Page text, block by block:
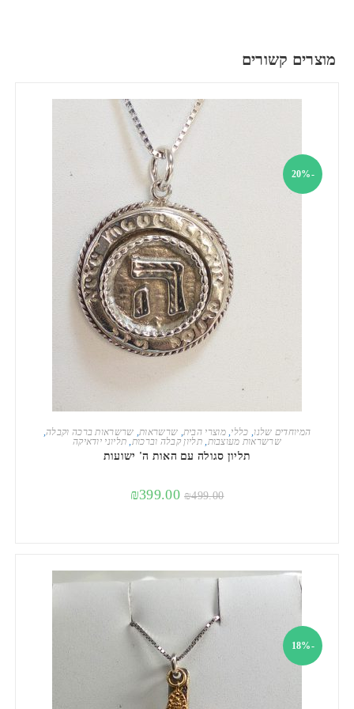
מוצרים קשורים
-20%
הוספה לסל המיוחדים שלנו, כללי,מוצרי הבית, שרשראות, שרשראות ברכה וקבלה,
שרשראות מעוצבות,תליון קבלה וברכות, תליוני יודאיקה
תליון סגולה עם האות ה' ישועות
₪499.00
₪399.00
-18%